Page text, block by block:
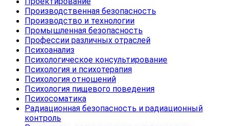
Производственная безопасность
Производство и технологии
Промышленная безопасность
Профессии различных отраслей
Психоанализ
Психологическое консультирование
Психология и психотерапия
Психология отношений
Психология пищевого поведения
Психосоматика
Радиационная безопасность и радиационный
контроль